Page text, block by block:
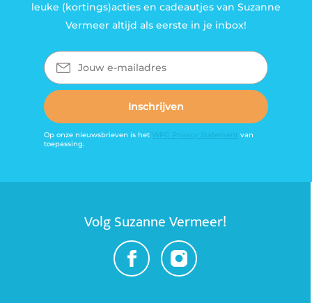
leuke (kortings)acties en cadeautjes van Suzanne
Vermeer altijd als eerste in je inbox!
E-
mailadres
Inschrijven
Op onze nieuwsbrieven is het WPG Privacy Statement van
toepassing.
Volg Suzanne Vermeer!